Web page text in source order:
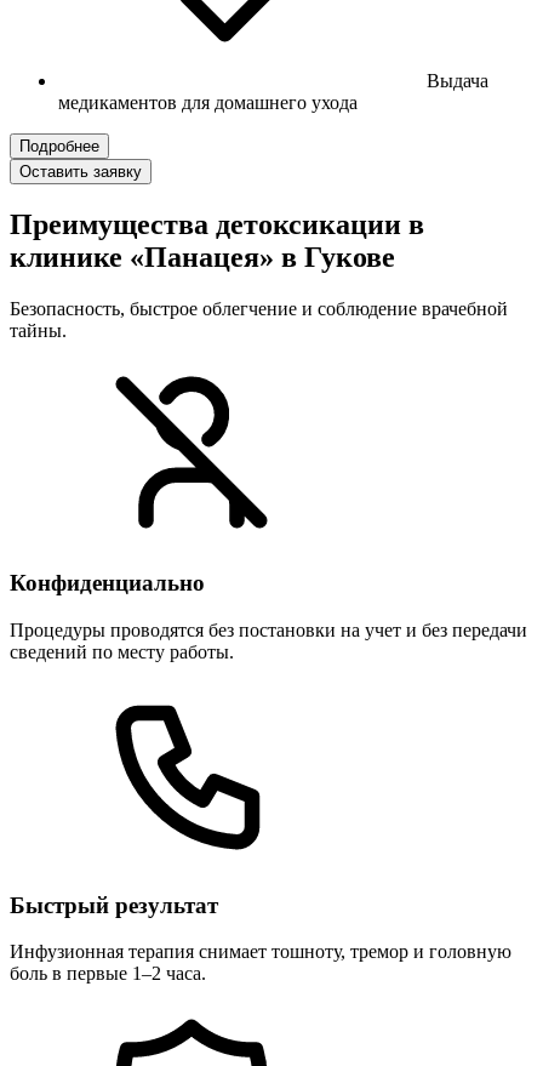
Выдача
медикаментов для домашнего ухода
Подробнее
Оставить заявку
Преимущества детоксикации в
клинике «Панацея» в Гукове
Безопасность, быстрое облегчение и соблюдение врачебной
тайны.
Конфиденциально
Процедуры проводятся без постановки на учет и без передачи
сведений по месту работы.
Быстрый результат
Инфузионная терапия снимает тошноту, тремор и головную
боль в первые 1–2 часа.